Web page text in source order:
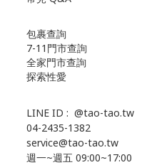
包裹查詢
7-11門市查詢
全家門市查詢
探索性愛
LINE ID : @tao-tao.tw
04-2435-1382
service@tao-tao.tw
週一~週五 09:00~17:00